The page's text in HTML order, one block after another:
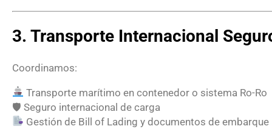
3. Transporte Internacional
Coordinamos:
Transporte marítimo en contenedor o sistema Ro-Ro
🛡 Seguro internacional de carga
Gestión de Bill of Lading y documentos de embarque